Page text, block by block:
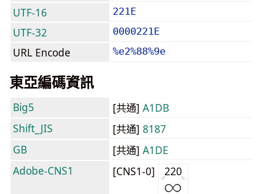
UTF-16 221E
UTF-32 0000221E
URL Encode %e2%88%9e
東亞編碼資訊
Big5 [共通] A1DB
Shift_JIS
[共通] 8187
GB
[共通] A1DE
Adobe-CNS1
[CNS1-0] 220